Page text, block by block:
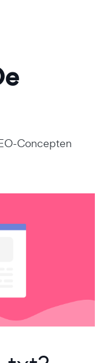
Concepten